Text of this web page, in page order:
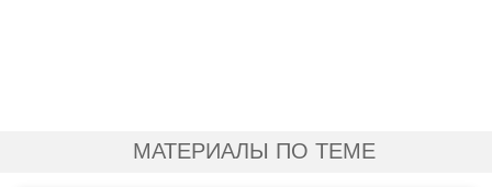
МАТЕРИАЛЫ ПО ТЕМЕ